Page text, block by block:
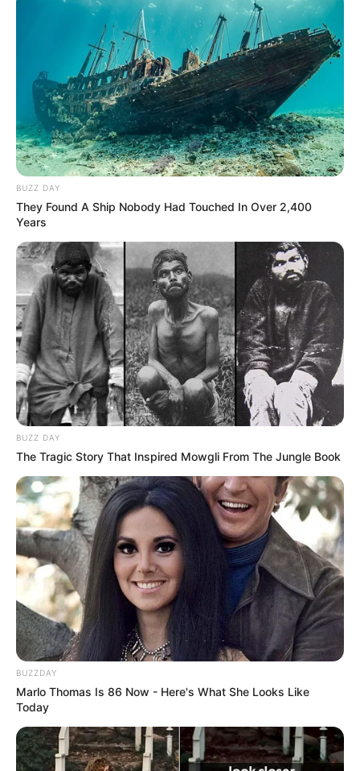
Ακολουθήστε το evianews.com στοGoogle
ΤΑ ΠΙΟ ΔΗΜΟΦΙΛΗ
BUZZ DAY
They Found A Ship Nobody Had Touched In Over 2,400
Years
BUZZ DAY
The Tragic Story That Inspired Mowgli From The Jungle Book
BUZZDAY
Marlo Thomas Is 86 Now - Here's What She Looks Like
Today